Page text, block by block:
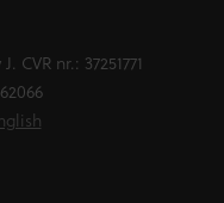
CVR nr.: 37251771